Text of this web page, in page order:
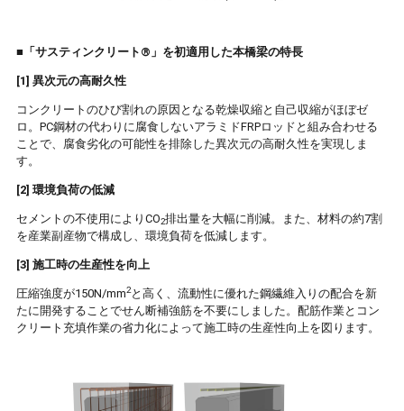
■「サスティンクリート®」を初適用した本橋梁の特長
[1] 異次元の高耐久性
コンクリートのひび割れの原因となる乾燥収縮と自己収縮がほぼゼ
ロ。PC鋼材の代わりに腐食しないアラミドFRPロッドと組み合わせる
ことで、腐食劣化の可能性を排除した異次元の高耐久性を実現しま
す。
[2] 環境負荷の低減
セメントの不使用によりCO2排出量を大幅に削減。また、材料の約7割
を産業副産物で構成し、環境負荷を低減します。
[3] 施工時の生産性を向上
圧縮強度が150N/mm2と高く、流動性に優れた鋼繊維入りの配合を新
たに開発することでせん断補強筋を不要にしました。配筋作業とコン
クリート充填作業の省力化によって施工時の生産性向上を図ります。